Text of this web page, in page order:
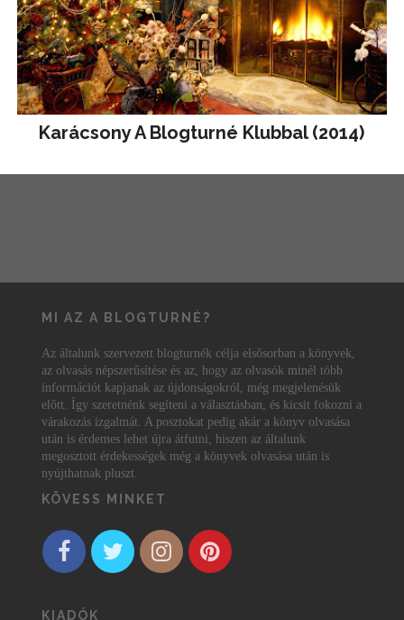
Karácsony A Blogturné Klubbal (2014)
MI AZ A BLOGTURNÉ?
Az általunk szervezett blogturnék célja elsősorban a könyvek,
az olvasás népszerűsítése és az, hogy az olvasók minél több
információt kapjanak az újdonságokról, még megjelenésük
előtt. Így szeretnénk segíteni a választásban, és kicsit fokozni a
várakozás izgalmát. A posztokat pedig akár a könyv olvasása
után is érdemes lehet újra átfutni, hiszen az általunk
megosztott érdekességek még a könyvek olvasása után is
nyújthatnak pluszt.
KÖVESS MINKET
KIADÓK